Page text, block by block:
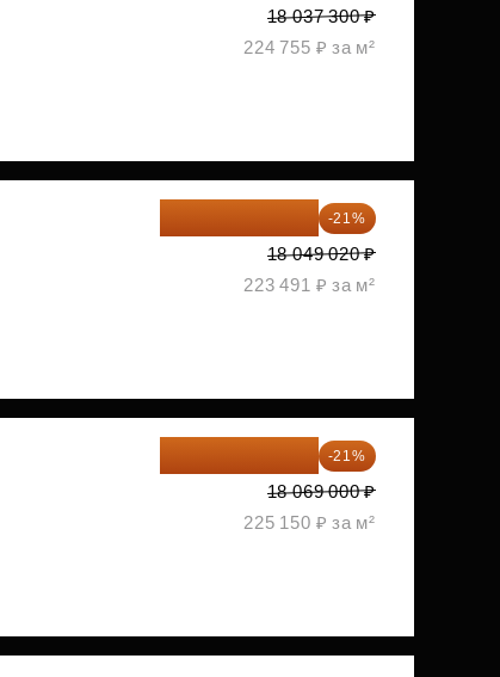
18 037 300 ₽
224 755 ₽ за м²
-21%
18 049 020 ₽
223 491 ₽ за м²
-21%
18 069 000 ₽
225 150 ₽ за м²